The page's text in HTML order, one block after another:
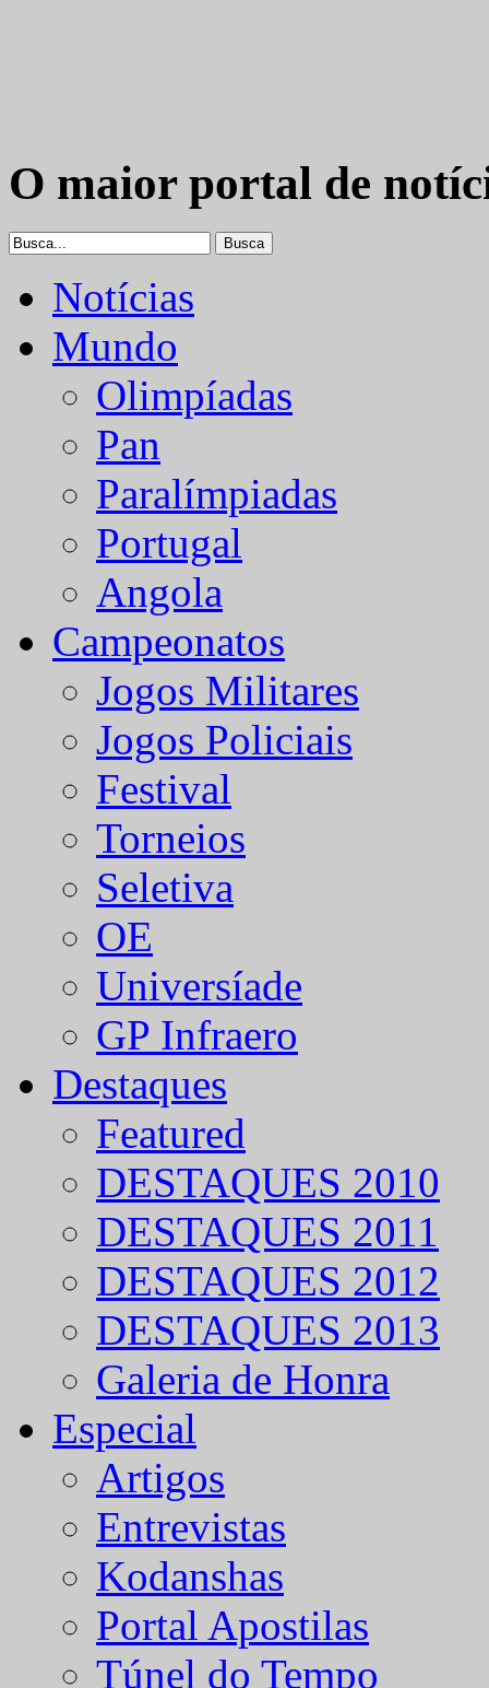
O maior portal de
Notícias
Mundo
Olimpíadas
Pan
Paralímpiadas
Portugal
Angola
Campeonatos
Jogos Militares
Jogos Policiais
Festival
Torneios
Seletiva
OE
Universíade
GP Infraero
Destaques
Featured
DESTAQUES 2010
DESTAQUES 2011
DESTAQUES 2012
DESTAQUES 2013
Galeria de Honra
Especial
Artigos
Entrevistas
Kodanshas
Portal Apostilas
Túnel do Tempo